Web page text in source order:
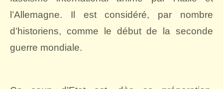
l’Allemagne. Il est considéré, par nombre
d’historiens, comme le début de la seconde
guerre mondiale.